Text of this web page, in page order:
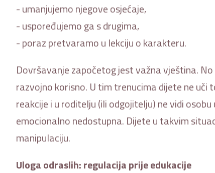
- umanjujemo njegove osjećaje,
- uspoređujemo ga s drugima,
- poraz pretvaramo u lekciju o karakteru.
Dovršavanje započetog jest važna vještina.
razvojno korisno. U tim trenucima dijete ne
reakcije i u roditelju (ili odgojitelju) ne vidi
emocionalno nedostupna. Dijete u takvim
manipulaciju.
Uloga odraslih: regulacija prije edukacije